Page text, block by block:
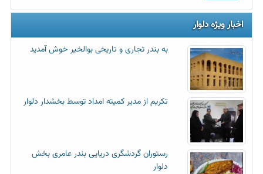
اخبار ویژه دلوار
به بندر تجاری و تاریخی بوالخیر خوش آمدید
تکریم از مدیر کمیته امداد توسط بخشدار دلوار
رستوران گردشگری دریایی بندر عامری بخش
دلوار